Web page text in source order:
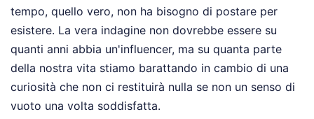
tempo, quello vero, non ha bisogno di postare per
esistere. La vera indagine non dovrebbe essere su
quanti anni abbia un'influencer, ma su quanta parte
della nostra vita stiamo barattando in cambio di una
curiosità che non ci restituirà nulla se non un senso di
vuoto una volta soddisfatta.